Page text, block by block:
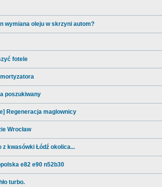
wymiana oleju w skrzyni autom?
fotele
poszukiwany
Regeneracja maglownicy
Wrocław
z kwasówki Łódź okolica...
e82 e90 n52b30
turbo.